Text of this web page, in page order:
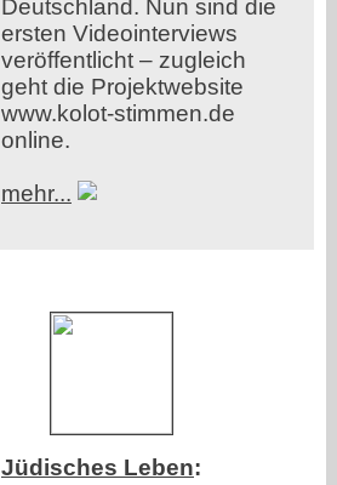
Deutschland. Nun sind die
ersten Videointerviews
veröffentlicht – zugleich
geht die Projektwebsite
www.kolot-stimmen.de
online.
mehr...
Jüdisches Leben: